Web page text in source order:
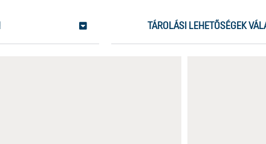
TÁROLÁSI LEHETŐSÉGEK